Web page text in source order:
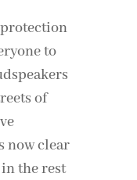
to
of
now clear
the rest